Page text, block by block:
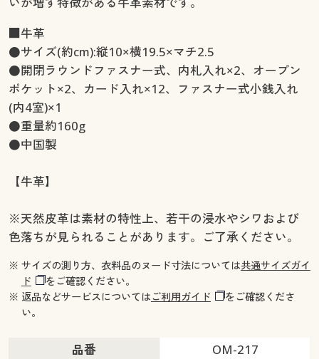
■牛革
●サイズ(約cm):縦10×横19.5×マチ2.5
●開閉ラウンドファスナー式、内札入れ×2、オープン
ポケット×2、カード入れ×12、ファスナー式小銭入れ
(内4室)×1
●重量約160g
●中国製
【牛革】
※天然皮革は素材の特性上、若干の浸水やシワおよび
色落ちが見られることがあります。ご了承ください。
※ サイズの測り方、衣料品のヌード寸法については共通サイズガイ
ド
をご確認ください。
※ 返品などサービスについてはご利用ガイド
をご確認くださ
い。
品番
OM-217